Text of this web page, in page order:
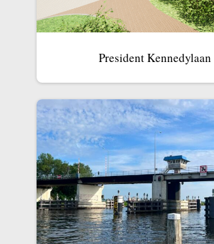
President Kennedylaan